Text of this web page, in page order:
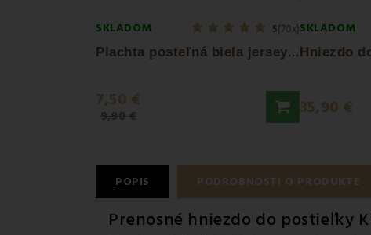
SKLADOM 5(70x)
P
lachta posteľná biela jersey EMI
7,50 €
9,90 €
SKLADOM
35,90 €
POPIS PODROBNOSTI O PRODUKTE
Prenosné hniezdo do postieľky